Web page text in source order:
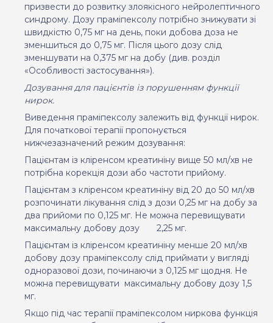
призвести до розвитку злоякісного нейролептичного
синдрому. Дозу праміпексолу потрібно знижувати зі
швидкістю 0,75 мг на день, поки добова доза не
зменшиться до 0,75 мг. Після цього дозу слід
зменшувати на 0,375 мг на добу (див. розділ
«Особливості застосування»).
Дозування для пацієнтів із порушенням функції
нирок.
Виведення праміпексолу залежить від функції нирок.
Для початкової терапії пропонується
нижчезазначений режим дозування:
Пацієнтам із кліренсом креатиніну вище 50 мл/хв не
потрібна корекція дози або частоти прийому.
Пацієнтам з кліренсом креатиніну від 20 до 50 мл/хв
розпочинати лікування слід з дози 0,25 мг на добу за
два прийоми по 0,125 мг. Не можна перевищувати
максимальну добову дозу
2,25 мг.
Пацієнтам із кліренсом креатиніну менше 20 мл/хв
добову дозу праміпексолу слід приймати у вигляді
одноразової дози, починаючи з 0,125 мг щодня. Не
можна перевищувати максимальну добову дозу 1,5
мг.
Якщо під час терапії праміпексолом ниркова функція